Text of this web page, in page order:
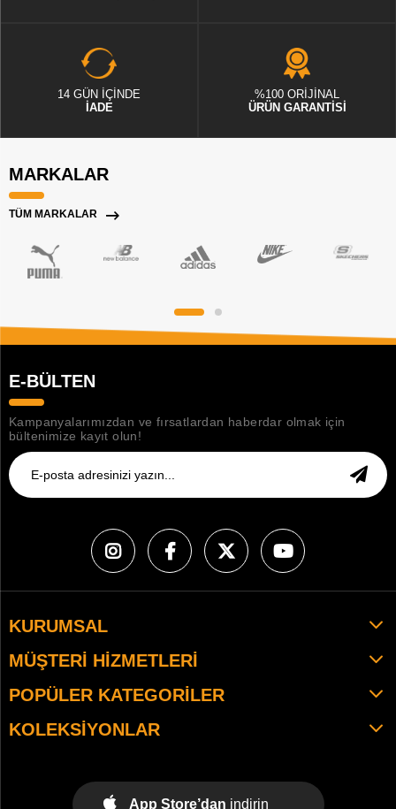
14 GÜN İÇİNDE
İADE
%100 ORİJİNAL
ÜRÜN GARANTİSİ
MARKALAR
TÜM MARKALAR
E-BÜLTEN
Kampanyalarımızdan ve fırsatlardan haberdar olmak için
bültenimize kayıt olun!
KURUMSAL
MÜŞTERI HIZMETLERI
POPÜLER KATEGORILER
KOLEKSIYONLAR
App Store’dan indirin